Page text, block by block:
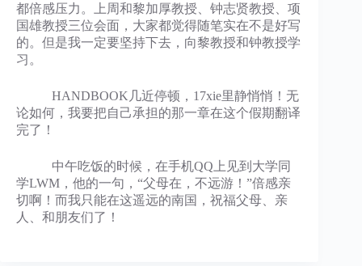
都倍感压力。上周和黎加厚教授、钟志贤教授、项
国雄教授三位会面，大家都觉得随笔实在不是好写
的。但是我一定要坚持下去，向黎教授和钟教授学
习。
HANDBOOK几近停顿，17xie里静悄悄！无
论如何，我要把自己承担的那一章在这个假期翻译
完了！
中午吃饭的时候，在手机QQ上见到大学同
学LWM，他的一句，“父母在，不远游！”倍感亲
切啊！而我只能在这遥远的南国，祝福父母、亲
人、和朋友们了！